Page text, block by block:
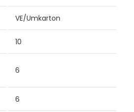
VE/Umkarton
10
6
6